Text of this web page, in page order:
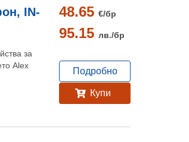
IN-
за
Alex
48.65 €/бр
95.15 лв./бр
Подробно
Купи